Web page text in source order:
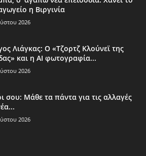
η Βιργινία
2026
Λιάγκας: Ο «Τζορτζ Κλούνεϊ της
και η AI φωτογραφία...
2026
σου: Μάθε τα πάντα για τις αλλαγές
2026